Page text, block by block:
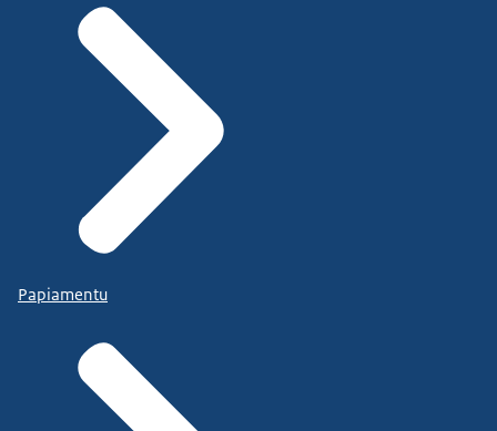
Papiamentu